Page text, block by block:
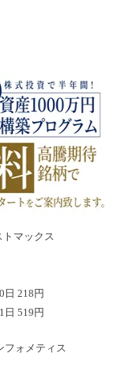
トマックス
日 218円
日 519円
フォメティス